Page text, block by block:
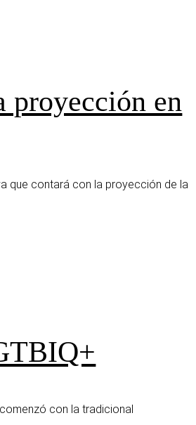
proyección en
que contará con la proyección de la
con la tradicional